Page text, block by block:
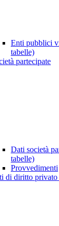
Enti pubblici
tabelle)
partecipate
Dati società
tabelle)
Provvedimenti
di diritto privato